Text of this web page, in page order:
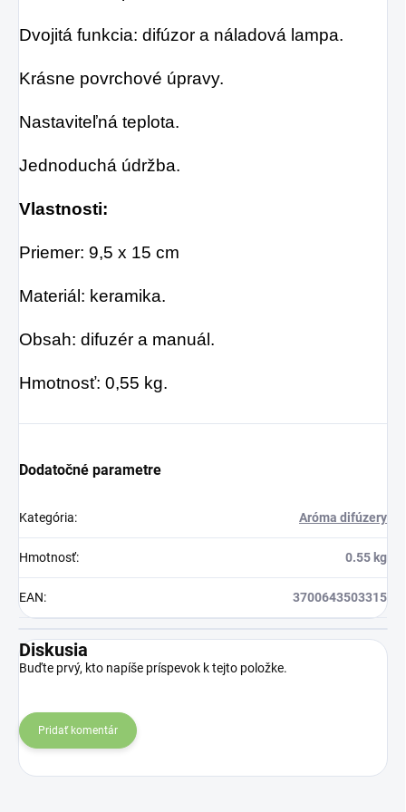
Dvojitá funkcia: difúzor a náladová lampa.
Krásne povrchové úpravy.
Nastaviteľná teplota.
Jednoduchá údržba.
Vlastnosti:
Priemer: 9,5 x 15 cm
Materiál: keramika.
Obsah: difuzér a manuál.
Hmotnosť: 0,55 kg.
Dodatočné parametre
Kategória: Aróma difúzery
Hmotnosť: 0.55 kg
EAN: 3700643503315
Diskusia
Buďte prvý, kto napíše príspevok k tejto položke.
Pridať komentár